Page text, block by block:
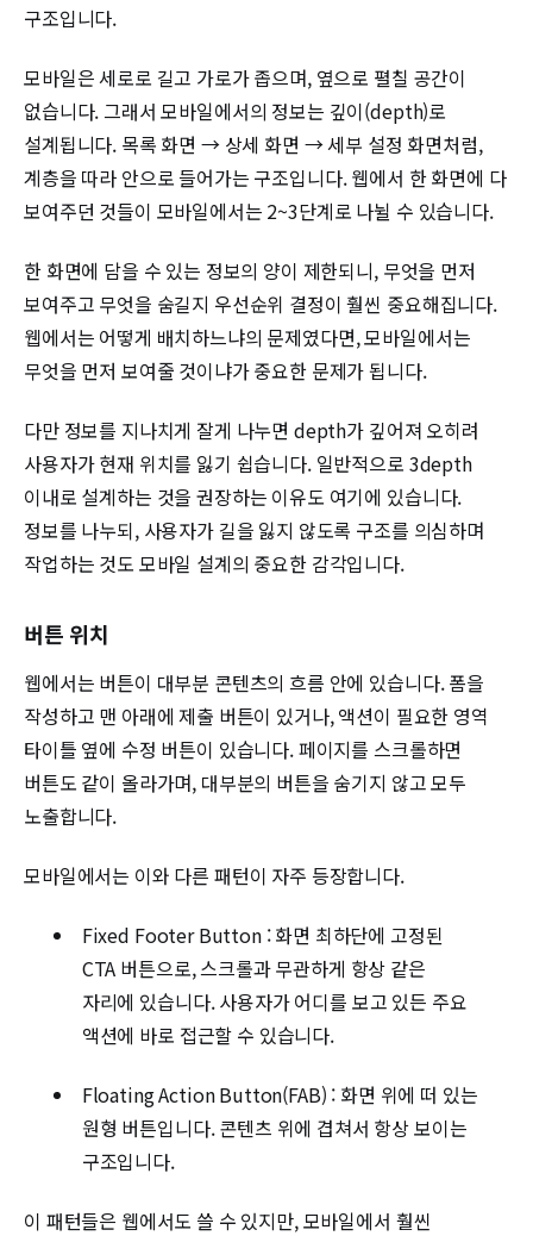
구조입니다.
모바일은 세로로 길고 가로가 좁으며, 옆으로 펼칠 공간이
없습니다. 그래서 모바일에서의 정보는 깊이(depth)로
설계됩니다. 목록 화면 → 상세 화면 → 세부 설정 화면처럼,
계층을 따라 안으로 들어가는 구조입니다. 웹에서 한 화면에 다
보여주던 것들이 모바일에서는 2~3단계로 나뉠 수 있습니다.
한 화면에 담을 수 있는 정보의 양이 제한되니, 무엇을 먼저
보여주고 무엇을 숨길지 우선순위 결정이 훨씬 중요해집니다.
웹에서는 어떻게 배치하느냐의 문제였다면, 모바일에서는
무엇을 먼저 보여줄 것이냐가 중요한 문제가 됩니다.
다만 정보를 지나치게 잘게 나누면 depth가 깊어져 오히려
사용자가 현재 위치를 잃기 쉽습니다. 일반적으로 3depth
이내로 설계하는 것을 권장하는 이유도 여기에 있습니다.
정보를 나누되, 사용자가 길을 잃지 않도록 구조를 의심하며
작업하는 것도 모바일 설계의 중요한 감각입니다.
버튼 위치
웹에서는 버튼이 대부분 콘텐츠의 흐름 안에 있습니다. 폼을
작성하고 맨 아래에 제출 버튼이 있거나, 액션이 필요한 영역
타이틀 옆에 수정 버튼이 있습니다. 페이지를 스크롤하면
버튼도 같이 올라가며, 대부분의 버튼을 숨기지 않고 모두
노출합니다.
모바일에서는 이와 다른 패턴이 자주 등장합니다.
Fixed Footer Button : 화면 최하단에 고정된
CTA 버튼으로, 스크롤과 무관하게 항상 같은
자리에 있습니다. 사용자가 어디를 보고 있든 주요
액션에 바로 접근할 수 있습니다.
Floating Action Button(FAB) : 화면 위에 떠 있는
원형 버튼입니다. 콘텐츠 위에 겹쳐서 항상 보이는
구조입니다.
이 패턴들은 웹에서도 쓸 수 있지만, 모바일에서 훨씬